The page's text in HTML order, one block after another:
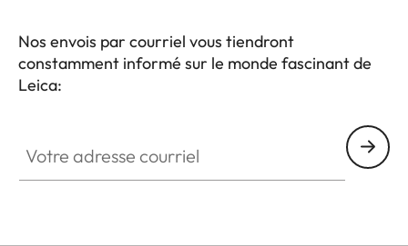
Nos envois par courriel vous tiendront
constamment informé sur le monde fascinant de
Leica: